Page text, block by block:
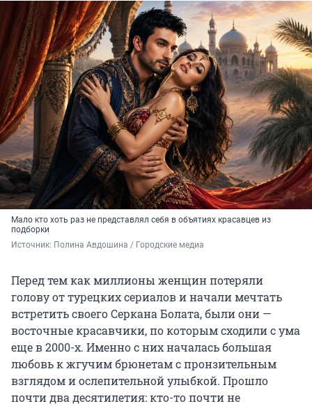
Мало кто хоть раз не представлял себя в объятиях красавцев из
подборки
Источник: Полина Авдошина / Городские медиа
Перед тем как миллионы женщин потеряли
голову от турецких сериалов и начали мечтать
встретить своего Серкана Болата, были они —
восточные красавчики, по которым сходили с ума
еще в 2000-х. Именно с них началась большая
любовь к жгучим брюнетам с пронзительным
взглядом и ослепительной улыбкой. Прошло
почти два десятилетия: кто-то почти не